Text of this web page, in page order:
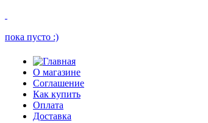
пока пусто :)
О магазине
Соглашение
Как купить
Оплата
Доставка